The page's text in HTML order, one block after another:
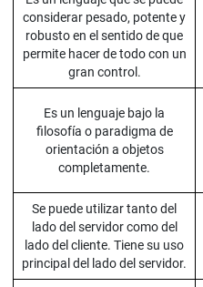
considerar pesado, potente y
robusto en el sentido de que
permite hacer de todo con un
gran control.
Es un lenguaje bajo la
filosofía o paradigma de
orientación a objetos
completamente.
Se puede utilizar tanto del
lado del servidor como del
lado del cliente. Tiene su uso
principal del lado del servidor.